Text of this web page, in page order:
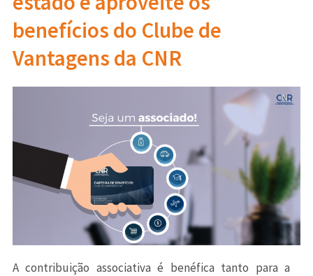
benefícios do Clube de
Vantagens da CNR
A contribuição associativa é benéfica tanto para a